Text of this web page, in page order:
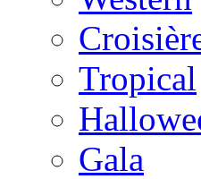
Tropical
Gala